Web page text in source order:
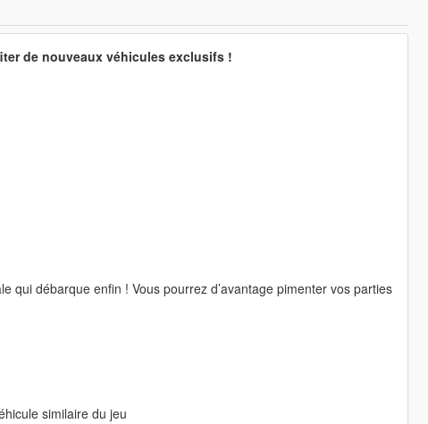
de nouveaux véhicules exclusifs !
qui débarque enfin ! Vous pourrez d’avantage pimenter vos parties
similaire du jeu